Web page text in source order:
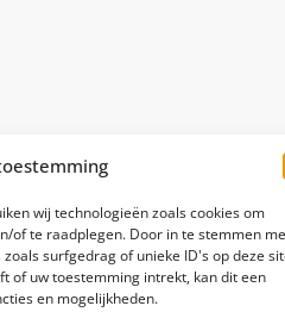
wij technologieën zoals cookies om
of te raadplegen. Door in te stemmen
surfgedrag of unieke ID's op deze
of uw toestemming intrekt, kan dit een
en mogelijkheden.